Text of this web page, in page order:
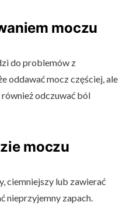
moczu
do problemów z
oddawać mocz częściej, ale
odczuwać ból
moczu
ciemniejszy lub zawierać
nieprzyjemny zapach.